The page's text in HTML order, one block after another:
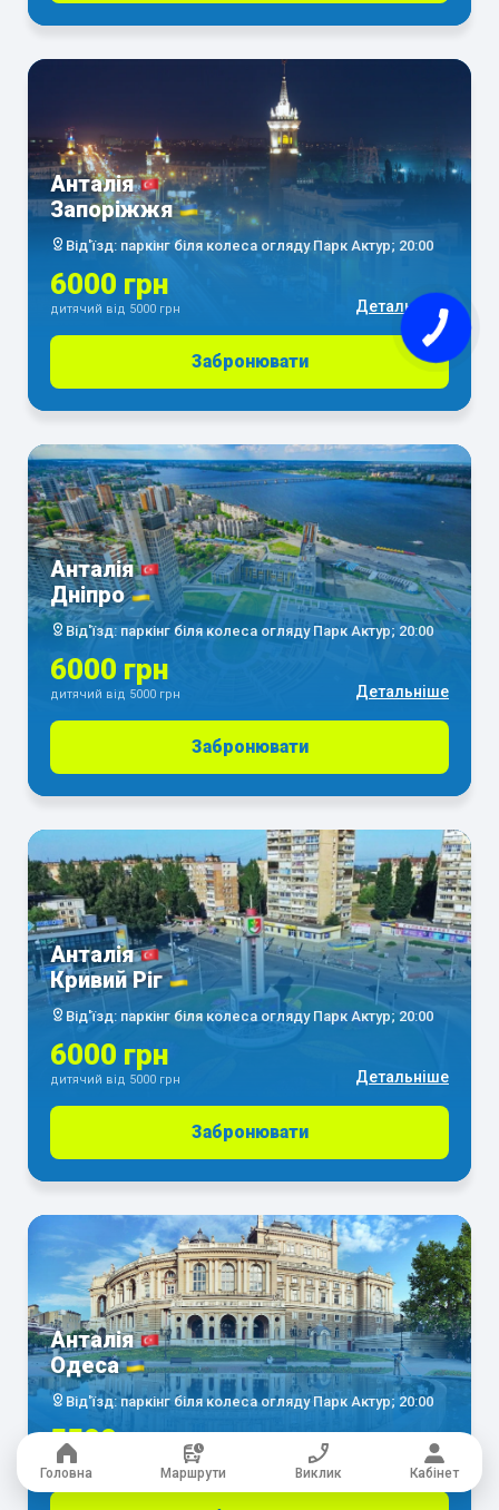
Анталія
Запоріжжя
Від'їзд: паркінг біля колеса огляду Парк Актур; 20:00
6000 грн
дитячий від 5000 грн Детальніше
Забронювати
Анталія
Дніпро
Від'їзд: паркінг біля колеса огляду Парк Актур; 20:00
6000 грн
дитячий від 5000 грн Детальніше
Забронювати
Анталія
Кривий Ріг
Від'їзд: паркінг біля колеса огляду Парк Актур; 20:00
6000 грн
дитячий від 5000 грн Детальніше
Забронювати
Анталія
Одеса
Від'їзд: паркінг біля колеса огляду Парк Актур; 20:00
5500 грн
дитячий від 5000 грн Детальніше
Головна Маршрути Виклик Кабінет